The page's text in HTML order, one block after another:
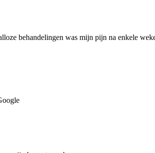
behandelingen was mijn pijn na enkele